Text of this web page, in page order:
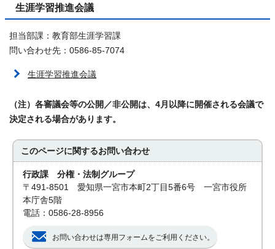
生涯学習推進会議
担当部課：教育部生涯学習課
問い合わせ先：0586-85-7074
生涯学習推進会議
（注）各審議会等の公開／非公開は、4月以降に開催される会議で
決定される場合があります。
このページに関するお問い合わせ
行政課 分権・法制グループ
〒491-8501 愛知県一宮市本町2丁目5番6号 一宮市役所
本庁舎5階
電話：0586-28-8956
お問い合わせは専用フォームをご利用ください。